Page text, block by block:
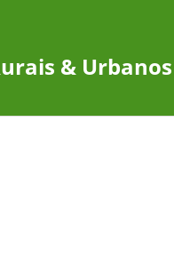
& Urbanos